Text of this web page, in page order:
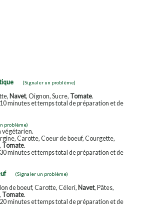
(Signaler un problème)
Navet, Oignon, Sucre, Tomate.
minutes et temps total de préparation et de
problème)
végétarien.
Carotte, Coeur de boeuf, Courgette,
Tomate.
minutes et temps total de préparation et de
(Signaler un problème)
de boeuf, Carotte, Céleri, Navet, Pâtes,
Tomate.
minutes et temps total de préparation et de